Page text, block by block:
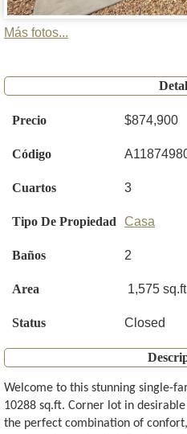
Más fotos...
Precio $874,900
Código
Cuartos 3
Tipo De Propiedad Casa
Baños 2
Area 1,575
Status Closed
Welcome to this stunning single-
10288 sq.ft. Corner lot in
the perfect combination of